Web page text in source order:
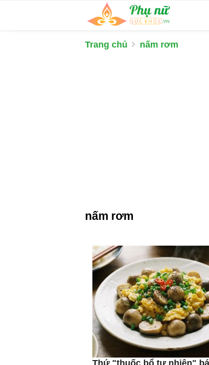
Trang chủ nấm rơm
nấm rơm
Thứ "thuốc bổ tự nhiên"